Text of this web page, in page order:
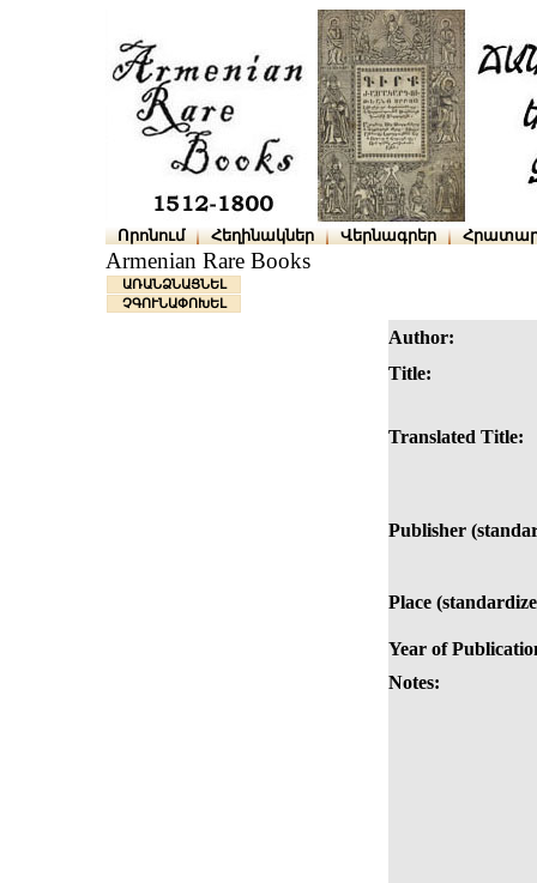
Որոնում Հեղինակներ Վերնագրեր
Armenian Rare Books
ԱՌԱՆՁՆԱՑՆԵԼ
ՉԳՈՒՆԱՓՈԽԵԼ
Author:
Title:
Translated Title:
Publisher
Place
Year of
Notes: